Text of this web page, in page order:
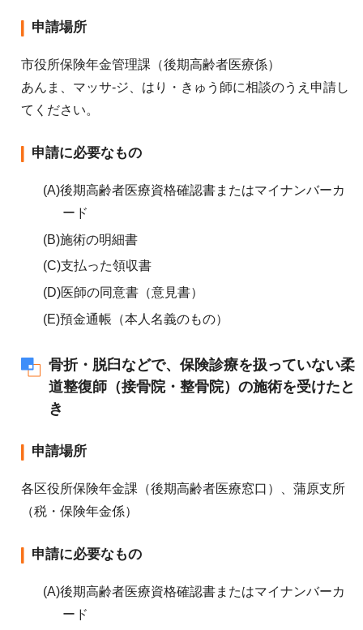
申請場所
市役所保険年金管理課（後期高齢者医療係）
あんま、マッサ-ジ、はり・きゅう師に相談のうえ申請し
てください。
申請に必要なもの
(A)後期高齢者医療資格確認書またはマイナンバーカ
ード
(B)施術の明細書
(C)支払った領収書
(D)医師の同意書（意見書）
(E)預金通帳（本人名義のもの）
骨折・脱臼などで、保険診療を扱っていない柔
道整復師（接骨院・整骨院）の施術を受けたと
き
申請場所
各区役所保険年金課（後期高齢者医療窓口）、蒲原支所
（税・保険年金係）
申請に必要なもの
(A)後期高齢者医療資格確認書またはマイナンバーカ
ード